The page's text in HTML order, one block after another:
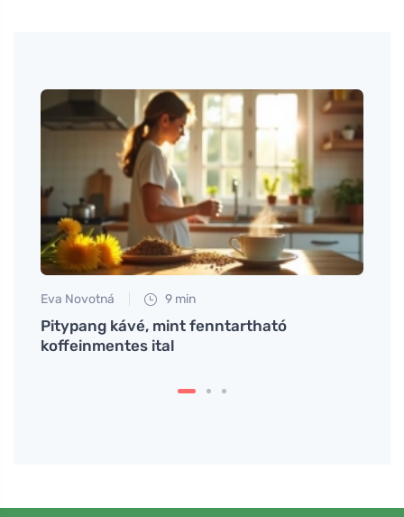
Eva Novotná 9 min
Pitypang kávé, mint fenntartható
koffeinmentes ital